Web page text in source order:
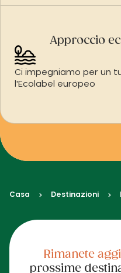
Approccio
Ci impegniamo per un
l'Ecolabel europeo
Casa Destinazioni
Rimanete
prossime